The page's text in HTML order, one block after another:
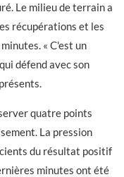
Le milieu de terrain a
récupérations et les
« C'est un
défend avec son
quatre points
La pression
du résultat positif
minutes ont été